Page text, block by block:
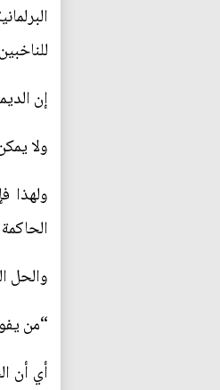
إن
ولا
ولهذا
والحل
“من